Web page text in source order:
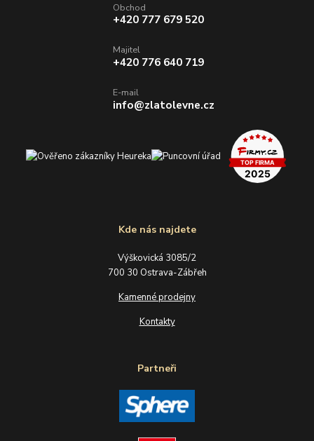
Kde nás najdete
Výškovická 3085/2
700 30 Ostrava-Zábřeh
Kamenné prodejny
Kontakty
Partneři
Obchod
+420 777 679 520
Majitel
+420 776 640 719
E-mail
info@zlatolevne.cz